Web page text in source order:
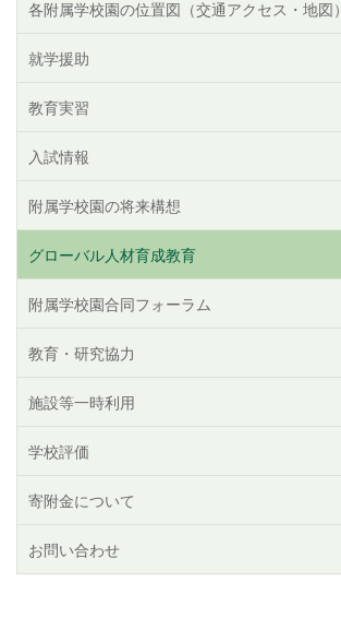
各附属学校園の位置図（交通アクセス・地図）
就学援助
教育実習
入試情報
附属学校園の将来構想
グローバル人材育成教育
附属学校園合同フォーラム
教育・研究協力
施設等一時利用
学校評価
寄附金について
お問い合わせ